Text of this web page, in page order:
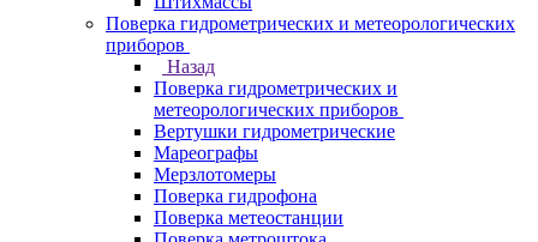
Поверка гидрометрических и метеорологических
приборов
Назад
Поверка гидрометрических и
метеорологических приборов
Вертушки гидрометрические
Мареографы
Мерзлотомеры
Поверка гидрофона
Поверка метеостанции